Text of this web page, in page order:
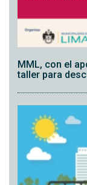
MML, con el
taller para